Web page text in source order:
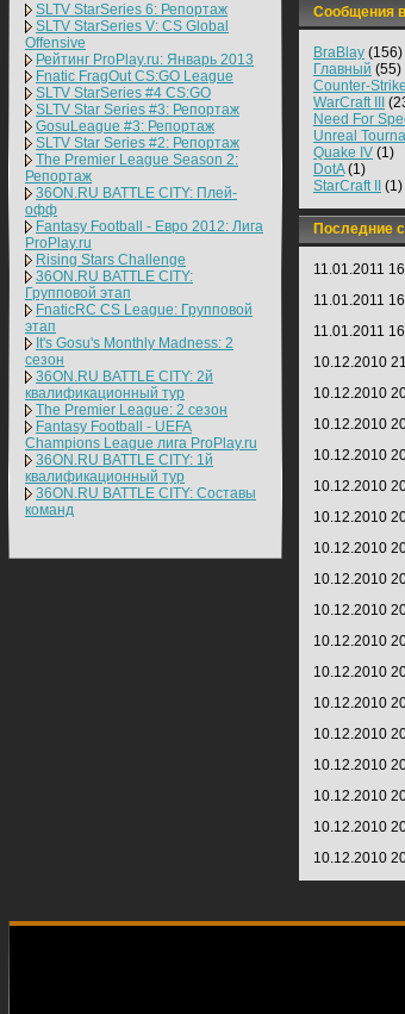
SLTV StarSeries 6: Репортаж
SLTV StarSeries V: CS Global
Offensive
Рейтинг ProPlay.ru: Январь 2013
Fnatic FragOut CS:GO League
SLTV StarSeries #4 CS:GO
SLTV Star Series #3: Репортаж
GosuLeague #3: Репортаж
SLTV Star Series #2: Репортаж
The Premier League Season 2:
Репортаж
36ON.RU BATTLE CITY: Плей-
офф
Fantasy Football - Евро 2012: Лига
ProPlay.ru
Rising Stars Challenge
36ON.RU BATTLE CITY:
Групповой этап
FnaticRC CS League: Групповой
этап
It's Gosu's Monthly Madness: 2
сезон
36ON.RU BATTLE CITY: 2й
квалификационный тур
The Premier League: 2 cезон
Fantasy Football - UEFA
Champions League лига ProPlay.ru
36ON.RU BATTLE CITY: 1й
квалификационный тур
36ON.RU BATTLE CITY: Составы
команд
Сообщения
BraBlay (156)
Главный (55)
Counter-Strike
WarCraft III
Need For
Unreal
Quake IV (1)
DotA(1)
StarCraft II
(1)
Последние
11.01.2011
11.01.2011
11.01.2011
10.12.2010
10.12.2010
10.12.2010
10.12.2010
10.12.2010
10.12.2010
10.12.2010
10.12.2010
10.12.2010
10.12.2010
10.12.2010
10.12.2010
10.12.2010
10.12.2010
10.12.2010
10.12.2010
10.12.2010